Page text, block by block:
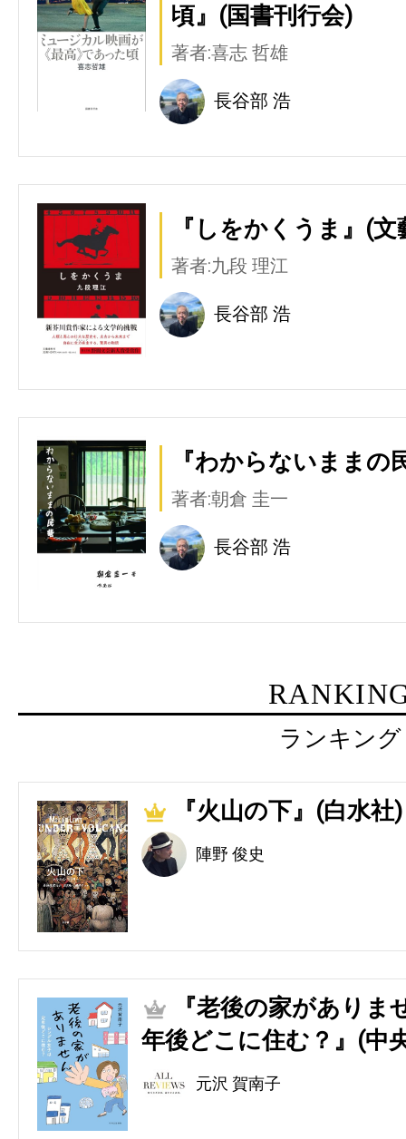
頃』(国書刊行会)
著者:喜志 哲雄
長谷部 浩
『しをかくうま』(文
著者:九段 理江
長谷部 浩
『わからないままの
著者:朝倉 圭一
長谷部 浩
ランキング
1 『火山の下』(白水社)
陣野 俊史
2
『老後の家があり
年後どこに住む？』(中
元沢 賀南子